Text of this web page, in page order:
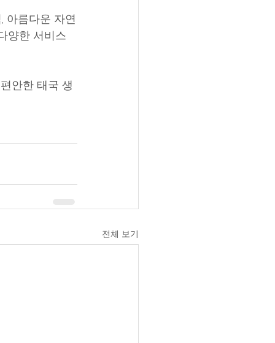
아름다운 자연
양한 서비스
안한 태국 생
전체 보기